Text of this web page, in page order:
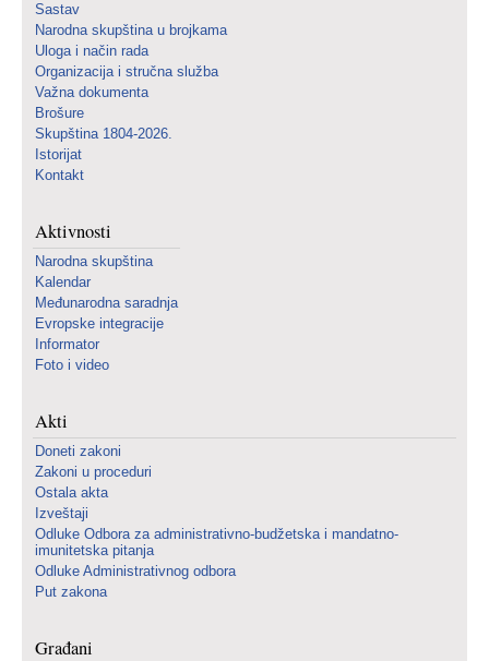
Sastav
Narodna skupština u brojkama
Uloga i način rada
Organizacija i stručna služba
Važna dokumenta
Brošure
Skupština 1804-2026.
Istorijat
Kontakt
Aktivnosti
Narodna skupština
Kalendar
Međunarodna saradnja
Evropske integracije
Informator
Foto i video
Akti
Doneti zakoni
Zakoni u proceduri
Ostala akta
Izveštaji
Odluke Odbora za administrativno-budžetska i mandatno-
imunitetska pitanja
Odluke Administrativnog odbora
Put zakona
Građani